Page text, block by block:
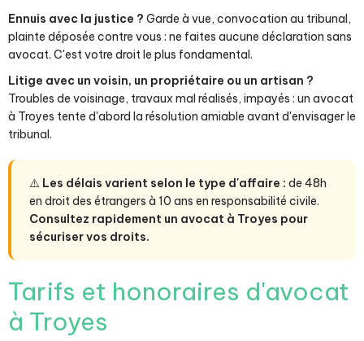
Ennuis avec la justice ? Garde à vue, convocation au tribunal,
plainte déposée contre vous : ne faites aucune déclaration sans
avocat. C'est votre droit le plus fondamental.
Litige avec un voisin, un propriétaire ou un artisan ?
Troubles de voisinage, travaux mal réalisés, impayés : un avocat
à Troyes tente d'abord la résolution amiable avant d'envisager le
tribunal.
⚠️ Les délais varient selon le type d'affaire : de 48h
en droit des étrangers à 10 ans en responsabilité civile.
Consultez rapidement un avocat à Troyes pour
sécuriser vos droits.
Tarifs et honoraires d'avocat
à Troyes